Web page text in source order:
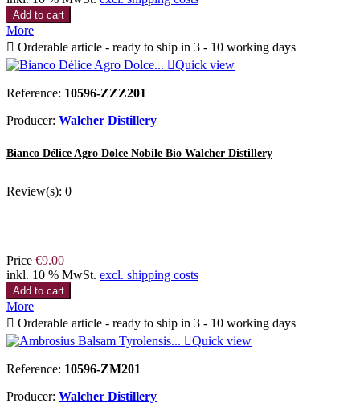
Add to cart
More
 Orderable article - ready to ship in 3 - 10 working days
Quick view
Reference: 10596-ZZZ201
Producer: Walcher Distillery
Bianco Délice Agro Dolce Nobile Bio Walcher Distillery
Review(s): 0
Price €9.00
inkl. 10 % MwSt. excl. shipping costs
Add to cart
More
 Orderable article - ready to ship in 3 - 10 working days
Quick view
Reference: 10596-ZM201
Producer: Walcher Distillery